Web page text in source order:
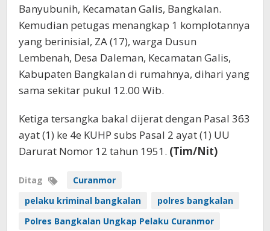
Banyubunih, Kecamatan Galis, Bangkalan.
Kemudian petugas menangkap 1 komplotannya
yang berinisial, ZA (17), warga Dusun
Lembenah, Desa Daleman, Kecamatan Galis,
Kabupaten Bangkalan di rumahnya, dihari yang
sama sekitar pukul 12.00 Wib.
Ketiga tersangka bakal dijerat dengan Pasal 363
ayat (1) ke 4e KUHP subs Pasal 2 ayat (1) UU
Darurat Nomor 12 tahun 1951. (Tim/Nit)
Ditag
Curanmor
pelaku kriminal bangkalan
polres bangkalan
Polres Bangkalan Ungkap Pelaku Curanmor